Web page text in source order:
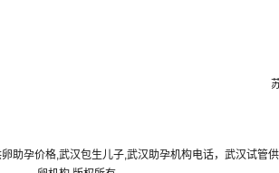
助孕价格,武汉包生儿子,武汉助孕机构电话，武汉试管供